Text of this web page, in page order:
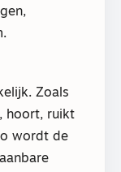
Zoals
hoort, ruikt
wordt de